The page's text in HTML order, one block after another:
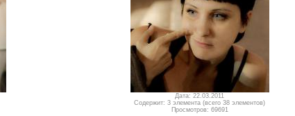
Дата: 22.03.2011
Содержит: 3 элемента (всего 38 элементов)
Просмотров: 69691